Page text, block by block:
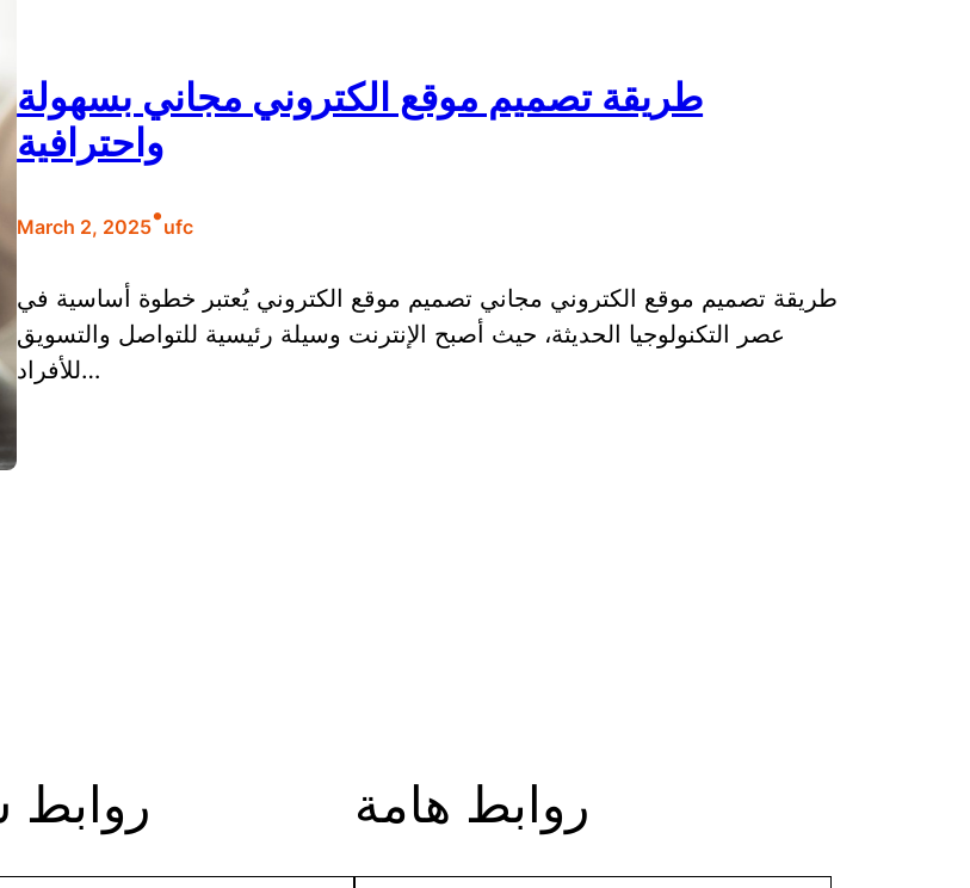
طريقة تصميم موقع الكتروني مجاني بسهولة
واحترافية
March 2, 2025•ufc
طريقة تصميم موقع الكتروني مجاني تصميم موقع الكتروني يُعتبر خطوة أساسية في
عصر التكنولوجيا الحديثة، حيث أصبح الإنترنت وسيلة رئيسية للتواصل والتسويق
للأفراد…
روابط روابط هامة